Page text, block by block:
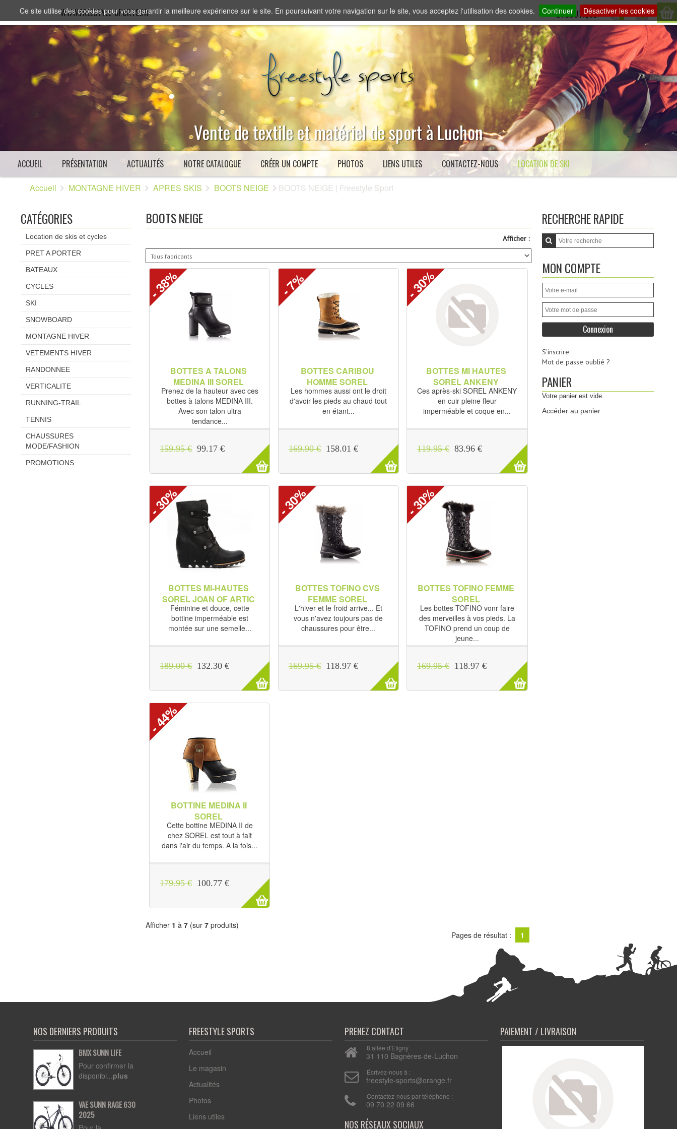
Ce site utilise des cookies pour vous garantir la meilleure expérience sur le site. En poursuivant votre navigation sur le site, vous acceptez l'utilisation des cookies. Continuer Désactiver les cookies
WWW.FREESTYLE-SPORTS.FR LA BOUTIQUE
Vente de textile et matériel de sport à Luchon
ACCUEIL PRÉSENTATION ACTUALITÉS NOTRE CATALOGUE CRÉER UN COMPTE PHOTOS LIENS UTILES CONTACTEZ-NOUS LOCATION DE SKI
Accueil MONTAGNE HIVER APRES SKIS BOOTS NEIGE BOOTS NEIGE | Freestyle Sport
BOOTS NEIGE
Afficher :
- 38%
BOTTES A TALONS
MEDINA III SOREL
Prenez de la hauteur avec ces
bottes à talons MEDINA III.
Avec son talon ultra
tendance...
159.95 € 99.17 €
- 7%
BOTTES CARIBOU
HOMME SOREL
Les hommes aussi ont le droit
d'avoir les pieds au chaud tout
en étant...
169.90 € 158.01 €
- 30%
BOTTES MI HAUTES
SOREL ANKENY
Ces après-ski SOREL ANKENY
en cuir pleine fleur
imperméable et coque en...
119.95 € 83.96 €
- 30%
BOTTES MI-HAUTES
SOREL JOAN OF ARTIC
WEDGE
Féminine et douce, cette
bottine imperméable est
montée sur une semelle...
189.00 € 132.30 €
- 30%
BOTTES TOFINO CVS
FEMME SOREL
L'hiver et le froid arrive... Et
vous n'avez toujours pas de
chaussures pour être...
169.95 € 118.97 €
- 30%
BOTTES TOFINO FEMME
SOREL
Les bottes TOFINO vonr faire
des merveilles à vos pieds. La
TOFINO prend un coup de
jeune...
169.95 € 118.97 €
- 44%
BOTTINE MEDINA II
SOREL
Cette bottine MEDINA II de
chez SOREL est tout à fait
dans l'air du temps. A la fois...
179.95 € 100.77 €
Pages de résultat : 1
Afficher 1 à 7(sur 7produits)
CATÉGORIES
Location de skis et cycles
PRET A PORTER
BATEAUX
CYCLES
SKI
SNOWBOARD
MONTAGNE HIVER
VETEMENTS HIVER
RANDONNEE
VERTICALITE
RUNNING-TRAIL
TENNIS
CHAUSSURES
MODE/FASHION
PROMOTIONS
RECHERCHE RAPIDE
MON COMPTE
S'inscrire
Mot de passe oublié ?
PANIER
Votre panier est vide.
Accéder au panier
NOS DERNIERS PRODUITS
BMX SUNN LIFE
Pour confirmer la
disponibi...plus
VAE SUNN RAGE 630
2025
FREESTYLE SPORTS
Accueil
Le magasin
Actualités
Photos
Liens utiles
PRENEZ CONTACT
8 allée d'Etigny
31 110 Bagnères-de-Luchon
Écrivez-nous à :
freestyle-sports@orange.fr
Contactez-nous par téléphone :
09 70 22 09 66
PAIEMENT / LIVRAISON